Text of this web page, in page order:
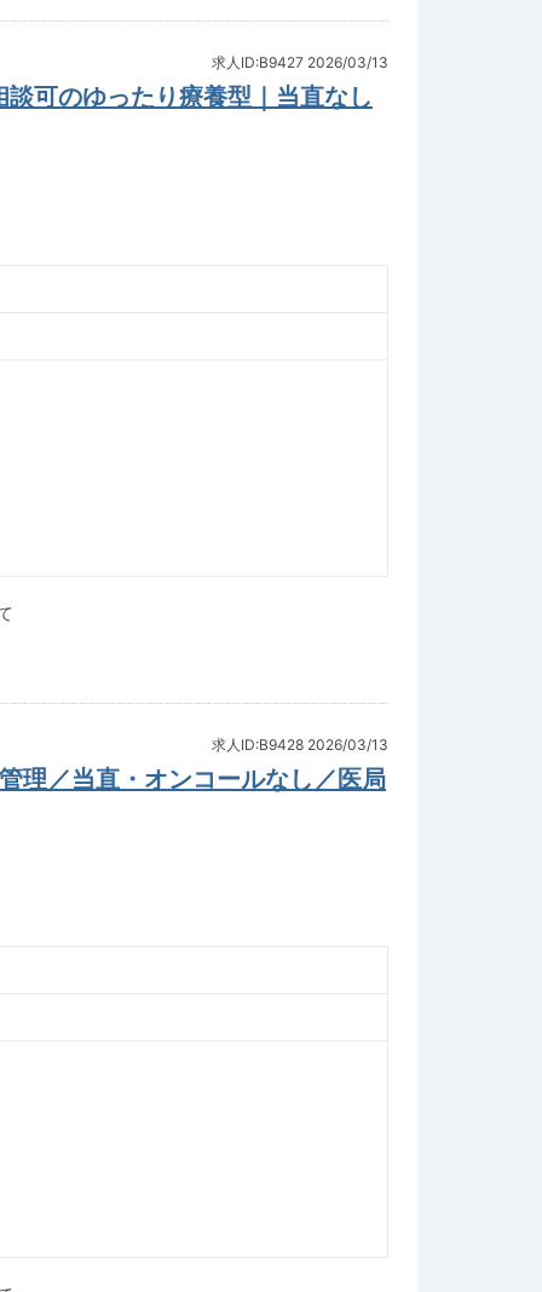
求人ID:B9427 2026/03/13
可のゆったり療養型｜当直なし
求人ID:B9428 2026/03/13
理／当直・オンコールなし／医局